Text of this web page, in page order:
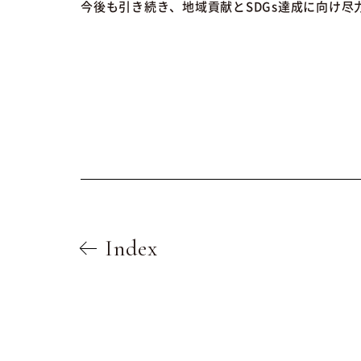
今後も引き続き、地域貢献とSDGs達成に向け尽
Index